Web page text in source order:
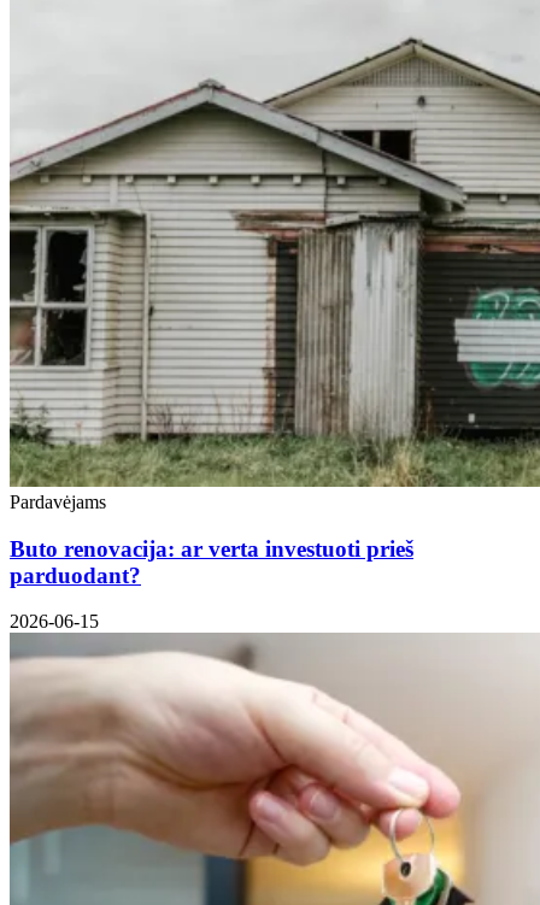
Pardavėjams
Buto renovacija: ar verta investuoti prieš
parduodant?
2026-06-15